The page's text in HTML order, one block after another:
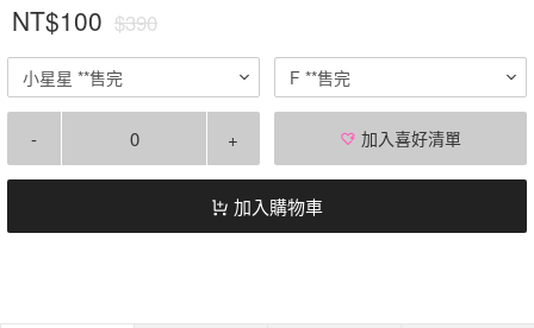
NT$100 $390
小星星 **售完 F **售完
- + 加入喜好清單
加入購物車